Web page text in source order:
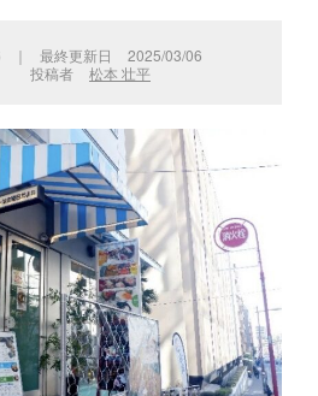
｜
2025/03/06
松本 壮平